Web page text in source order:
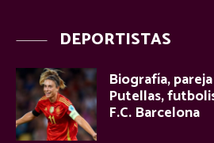
DEPORTISTAS
Biografía,
Putellas,
F.C. Barcelona